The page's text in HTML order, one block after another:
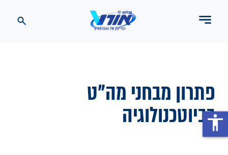
פתרון מבחני מה"ט
בביוטכנולוגיהaccessibility